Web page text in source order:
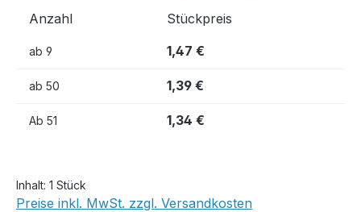
Anzahl Stückpreis
ab 9 1,47 €
ab 50 1,39 €
Ab 51 1,34 €
Inhalt: 1 Stück
Preise inkl. MwSt. zzgl. Versandkosten